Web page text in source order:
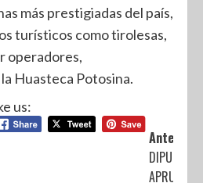
más prestigiadas del país,
turísticos como tirolesas,
operadores,
Huasteca Potosina.
us:
Anterior:
APRUEBAN